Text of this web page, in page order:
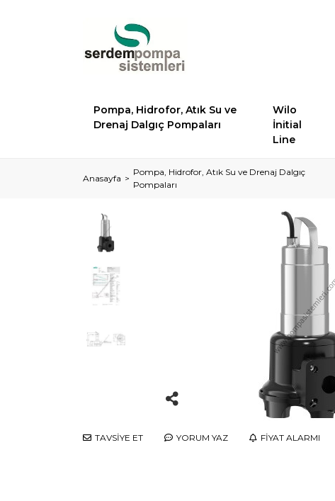
Pompa, Hidrofor, Atık Su ve
Drenaj Dalgıç Pompaları
Wilo
İnitial
Line
Anasayfa
Pompa, Hidrofor, Atık Su ve Drenaj Dalgıç
Pompaları
TAVSİYE ET YORUM YAZ FİYAT ALARMI